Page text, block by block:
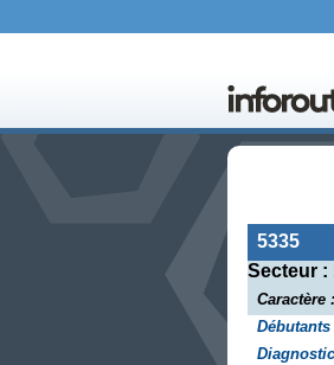
5335
Secteur
Caractère :